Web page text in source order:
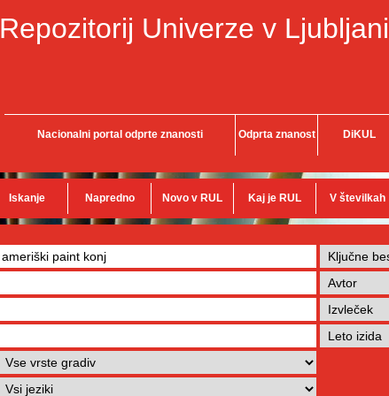
Repozitorij Univerze v Ljubljani
Nacionalni portal odprte znanosti Odprta znanost DiKUL
Iskanje Napredno Novo v RUL Kaj je RUL V številkah